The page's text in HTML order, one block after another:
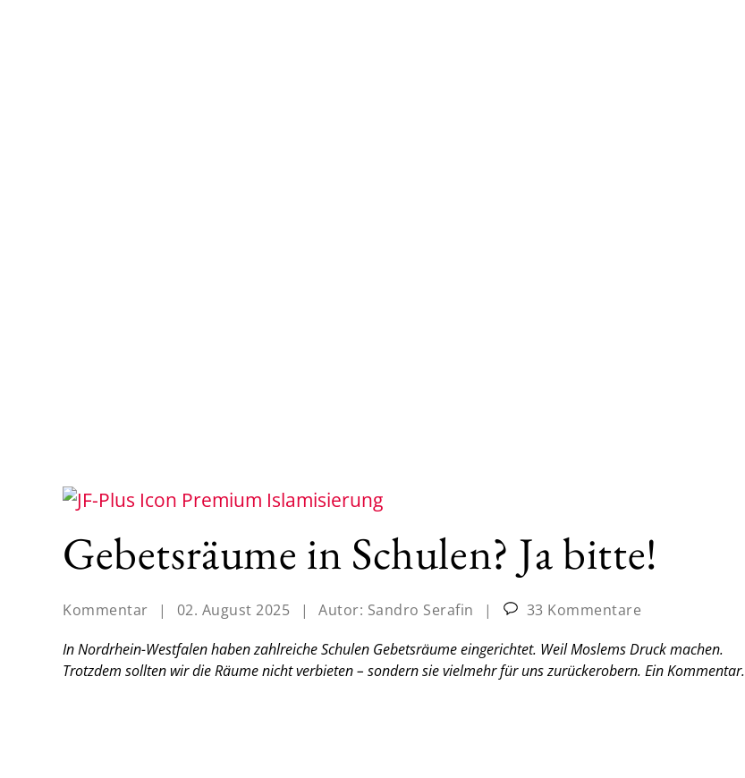
Islamisierung
Gebetsräume in Schulen? Ja bitte!
Kommentar | 02. August 2025 | Autor: Sandro Serafin |
33 Kommentare
In Nordrhein-Westfalen haben zahlreiche Schulen Gebetsräume eingerichtet. Weil Moslems Druck machen.
Trotzdem sollten wir die Räume nicht verbieten – sondern sie vielmehr für uns zurückerobern. Ein Kommentar.